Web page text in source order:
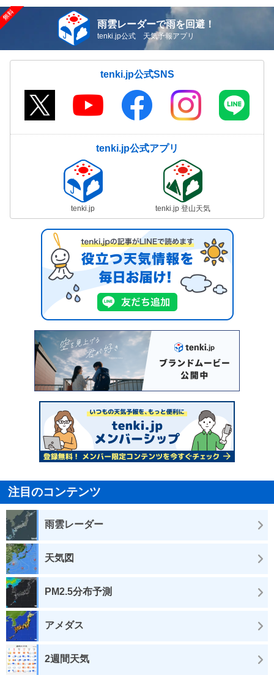
雨雲レーダーで雨を回避！
tenki.jp公式 天気予報アプリ
tenki.jp公式SNS
tenki.jp公式アプリ
tenki.jp tenki.jp 登山天気
注目のコンテンツ
雨雲レーダー
天気図
PM2.5分布予測
アメダス
2週間天気